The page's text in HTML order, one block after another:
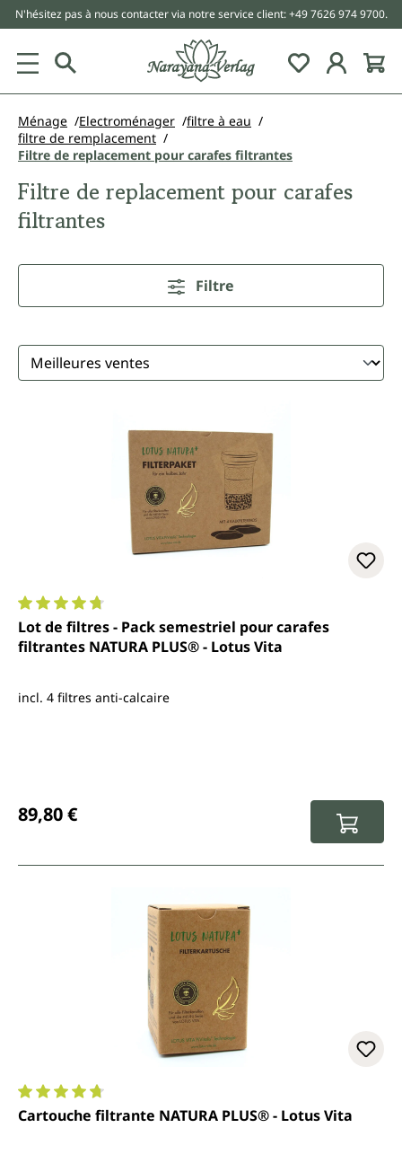
principal
N'hésitez pas à nous contacter via notre service client: +49 7626 974 9700.
Ménage Electroménager
filtre à eau
filtre de remplacement
Filtre de replacement pour carafes filtrantes
Filtre de replacement pour carafes
filtrantes
Filtre
Note moyenne de 4.7 sur 5 étoiles
Lot de filtres - Pack semestriel pour carafes
filtrantes NATURA PLUS® - Lotus Vita
incl. 4 filtres anti-calcaire
89,80 €
Note moyenne de 4.7 sur 5 étoiles
Cartouche filtrante NATURA PLUS® - Lotus Vita